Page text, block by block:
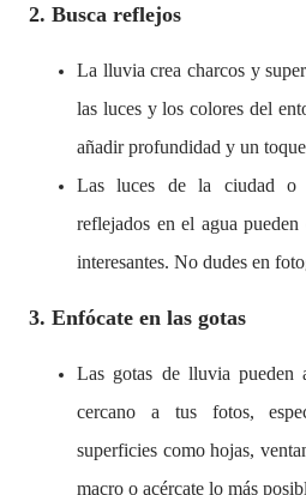
2. Busca reflejos
La lluvia crea charcos y
las luces y los colores del
añadir profundidad y un
Las luces de la ciudad o
reflejados en el agua
interesantes. No dudes en
3. Enfócate en las gotas
Las gotas de lluvia pueden
cercano a tus fotos,
superficies como hojas,
macro o acércate lo más